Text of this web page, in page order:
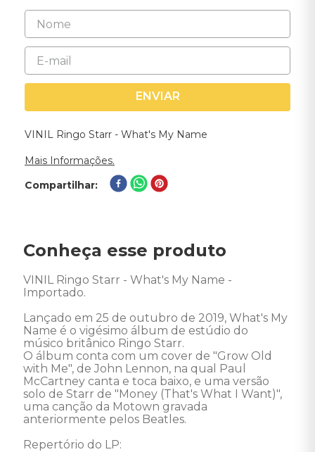
ENVIAR
VINIL Ringo Starr - What's My Name
Mais Informações.
Compartilhar
Conheça esse produto
VINIL Ringo Starr - What's My Name -
Importado.
Lançado em 25 de outubro de 2019, What's My
Name é o vigésimo álbum de estúdio do
músico britânico Ringo Starr.
O álbum conta com um cover de "Grow Old
with Me", de John Lennon, na qual Paul
McCartney canta e toca baixo, e uma versão
solo de Starr de "Money (That's What I Want)",
uma canção da Motown gravada
anteriormente pelos Beatles.
Repertório do LP: